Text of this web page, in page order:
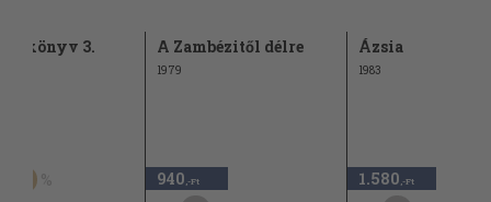
évkönyv 3. A Zambézitől délre
1979
940 ,-Ft
Ázsia
1983
1.580 ,-Ft